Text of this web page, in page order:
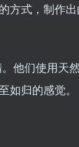
方式，制作
他们使用天
归的感觉。